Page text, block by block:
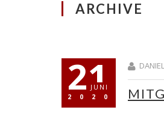
ARCHIVE
21
JUNI
2020